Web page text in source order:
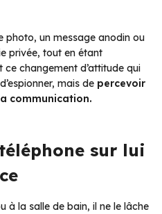
photo, un message anodin ou
privée, tout en étant
ce changement d’attitude qui
mais de percevoir
communication.
sur lui
à la salle de bain, il ne le lâche